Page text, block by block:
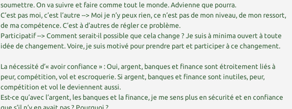
soumettre. On va suivre et faire comme tout le monde. Advienne que pourra.
C’est pas moi, c’est l’autre --> Moi je n’y peux rien, ce n’est pas de mon niveau, de mon ressort,
de ma compétence. C’est à d’autres de régler ce problème.
Participatif --> Comment serait-il possible que cela change ? Je suis à minima ouvert à toute
idée de changement. Voire, je suis motivé pour prendre part et participer à ce changement.
La nécessité d’« avoir confiance » : Oui, argent, banques et finance sont étroitement liés à
peur, compétition, vol et escroquerie. Si argent, banques et finance sont inutiles, peur,
compétition et vol le deviennent aussi.
Est-ce qu’avec l’argent, les banques et la finance, je me sens plus en sécurité et en confiance